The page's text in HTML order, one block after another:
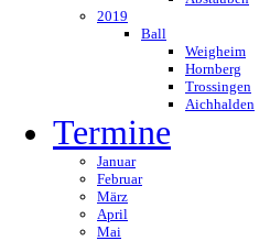
2019
Ball
Weigheim
Hornberg
Trossingen
Aichhalden
Termine
Januar
Februar
März
April
Mai